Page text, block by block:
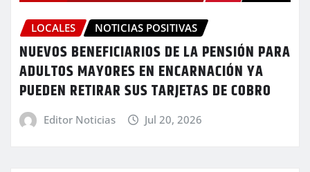
LOCALES NOTICIAS POSITIVAS
NUEVOS BENEFICIARIOS DE LA PENSIÓN PARA
ADULTOS MAYORES EN ENCARNACIÓN YA
PUEDEN RETIRAR SUS TARJETAS DE COBRO
Editor Noticias Jul 20, 2026